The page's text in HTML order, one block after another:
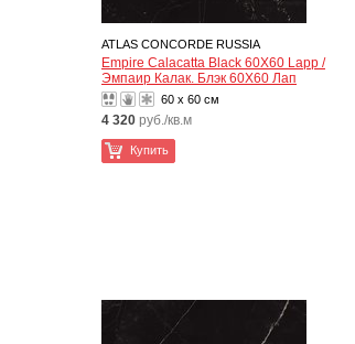
ATLAS CONCORDE RUSSIA
Empire Calacatta Black 60X60 Lapp /
Эмпаир Калак. Блэк 60X60 Лап
60 x 60 см
4 320 руб./кв.м
Купить